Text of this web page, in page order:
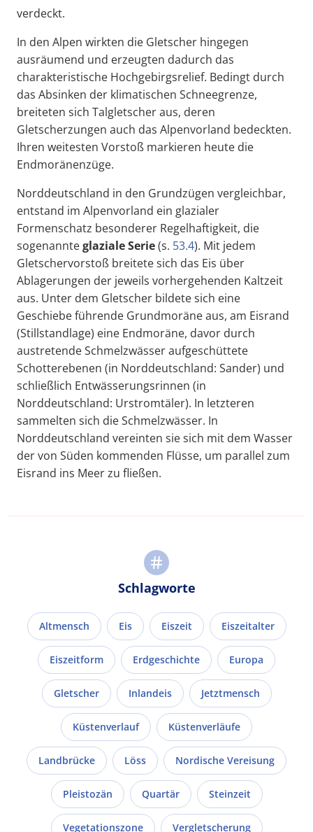
verdeckt.
In den Alpen wirkten die Gletscher hingegen
ausräumend und erzeugten dadurch das
charakteristische Hochgebirgsrelief. Bedingt durch
das Absinken der klimatischen Schneegrenze,
breiteten sich Talgletscher aus, deren
Gletscherzungen auch das Alpenvorland bedeckten.
Ihren weitesten Vorstoß markieren heute die
Endmoränenzüge.
Norddeutschland in den Grundzügen vergleichbar,
entstand im Alpenvorland ein glazialer
Formenschatz besonderer Regelhaftigkeit, die
sogenannteglaziale Serie(s. 53.4). Mit jedem
Gletschervorstoß breitete sich das Eis über
Ablagerungen der jeweils vorhergehenden Kaltzeit
aus. Unter dem Gletscher bildete sich eine
Geschiebe führende Grundmoräne aus, am Eisrand
(Stillstandlage) eine Endmoräne, davor durch
austretende Schmelzwässer aufgeschüttete
Schotterebenen (in Norddeutschland: Sander) und
schließlich Entwässerungsrinnen (in
Norddeutschland: Urstromtäler). In letzteren
sammelten sich die Schmelzwässer. In
Norddeutschland vereinten sie sich mit dem Wasser
der von Süden kommenden Flüsse, um parallel zum
Eisrand ins Meer zu fließen.
Schlagworte
Altmensch Eis Eiszeit Eiszeitalter
Eiszeitform Erdgeschichte Europa
Gletscher Inlandeis Jetztmensch
Küstenverlauf Küstenverläufe
Landbrücke Löss Nordische Vereisung
Pleistozän Quartär Steinzeit
Vegetationszone Vergletscherung